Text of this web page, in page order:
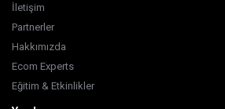
İletişim
Partnerler
Hakkımızda
Ecom Experts
Eğitim & Etkinlikler